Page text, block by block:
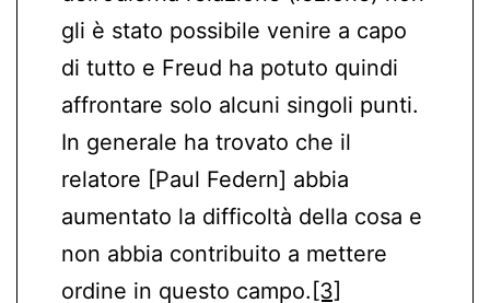
gli è stato possibile venire a capo
di tutto e Freud ha potuto quindi
affrontare solo alcuni singoli punti.
In generale ha trovato che il
relatore [Paul Federn] abbia
aumentato la difficoltà della cosa e
non abbia contribuito a mettere
ordine in questo campo. [3]